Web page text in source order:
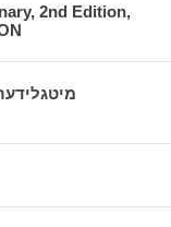
2nd Edition,